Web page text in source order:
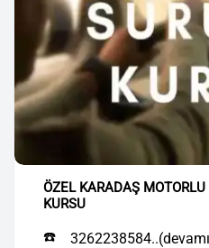
ÖZEL KARADAŞ
KURSU
☎️